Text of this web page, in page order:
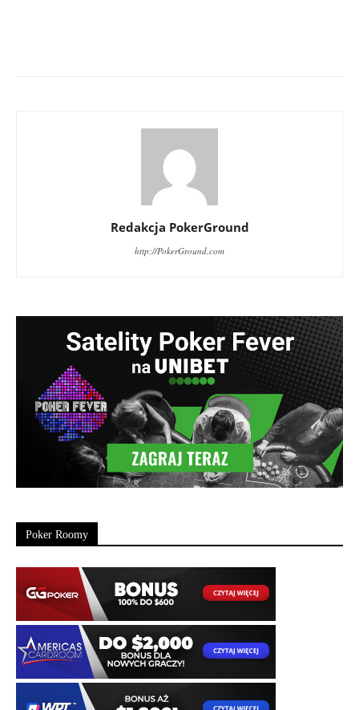
Redakcja PokerGround
http://PokerGround.com
Poker Roomy